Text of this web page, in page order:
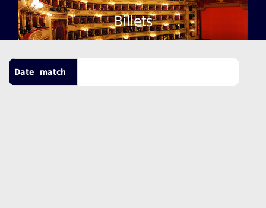
Billets
Date match